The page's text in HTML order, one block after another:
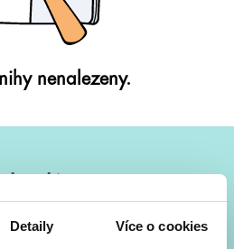
Detaily Více o cookies
nenalezeny.
každý měsíc rovnou do mailu!